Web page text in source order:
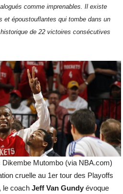
comme imprenables. Il existe
et époustouflantes qui tombe dans un
de 22 victoires consécutives
Mutombo (via NBA.com)
cruelle au 1er tour des Playoffs
le coachJeff Van Gundy évoque